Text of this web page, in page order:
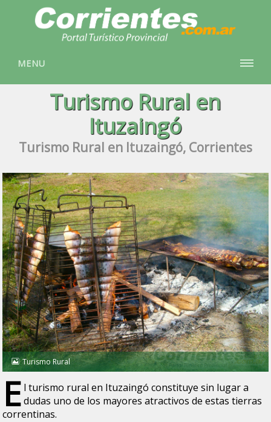
MENU
Turismo Rural en
Ituzaingó
Turismo Rural en Ituzaingó, Corrientes
Turismo Rural
E l turismo rural en Ituzaingó constituye sin lugar a
dudas uno de los mayores atractivos de estas tierras
correntinas.